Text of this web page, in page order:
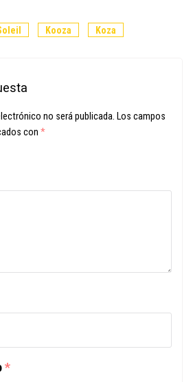
Kooza Koza
no será publicada. Los campos
con *
*